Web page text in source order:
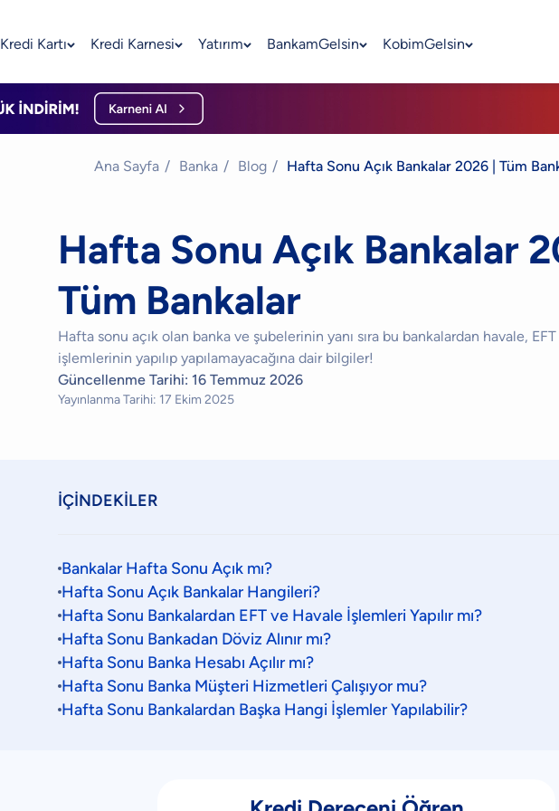
Kredi Kartı Kredi Karnesi Yatırım BankamGelsin KobimGelsin
Ana Sayfa / Banka / Blog / Hafta Sonu Açık Bankalar 2026 | Tüm
Hafta Sonu Açık Bankalar
Tüm Bankalar
Hafta sonu açık olan banka ve şubelerinin yanı sıra bu bankalardan havale,
işlemlerinin yapılıp yapılamayacağına dair bilgiler!
Güncellenme Tarihi: 16 Temmuz 2026
Yayınlanma Tarihi: 17 Ekim 2025
İÇİNDEKİLER
Bankalar Hafta Sonu Açık mı?
Hafta Sonu Açık Bankalar Hangileri?
Hafta Sonu Bankalardan EFT ve Havale İşlemleri Yapılır mı?
Hafta Sonu Bankadan Döviz Alınır mı?
Hafta Sonu Banka Hesabı Açılır mı?
Hafta Sonu Banka Müşteri Hizmetleri Çalışıyor mu?
Hafta Sonu Bankalardan Başka Hangi İşlemler Yapılabilir?